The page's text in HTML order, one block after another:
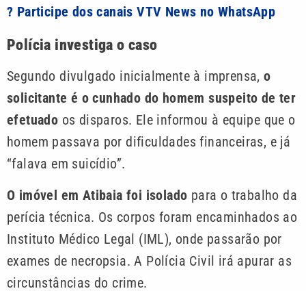
? Participe dos canais VTV News no WhatsApp
Polícia investiga o caso
Segundo divulgado inicialmente à imprensa,o
solicitante é o cunhado do homem suspeito de ter
efetuado os disparos. Ele informou à equipe que o
homem passava por dificuldades financeiras, e já
“falava em suicídio”.
O imóvel em Atibaia foi isolado para o trabalho da
perícia técnica. Os corpos foram encaminhados ao
Instituto Médico Legal (IML), onde passarão por
exames de necropsia. A Polícia Civil irá apurar as
circunstâncias do crime.